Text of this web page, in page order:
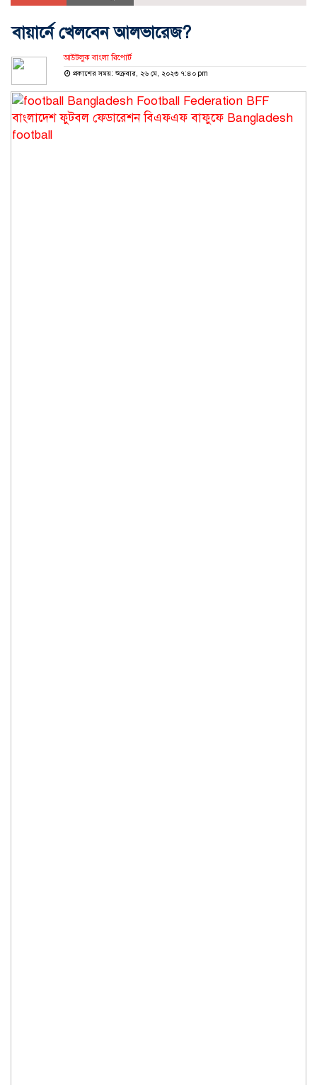
বায়ার্নে খেলবেন আলভারেজ?
আউটলুক বাংলা রিপোর্ট
প্রকাশের সময়: শুক্রবার, ২৬ মে, ২০২৩ ৭:৪০ pm